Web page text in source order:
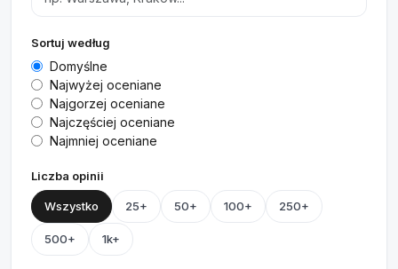
Sortuj według
Domyślne
Najwyżej oceniane
Najgorzej oceniane
Najczęściej oceniane
Najmniej oceniane
Liczba opinii
Wszystko 25+ 50+ 100+ 250+
500+ 1k+